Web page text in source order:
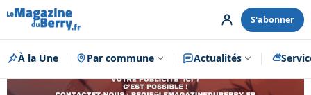
S'abonner
À la Une Par commune Actualités
Publicité